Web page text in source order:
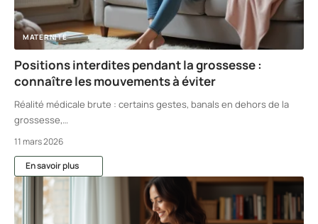
MATERNITÉ
Positions interdites pendant la grossesse :
connaître les mouvements à éviter
Réalité médicale brute : certains gestes, banals en dehors de la
grossesse,…
11 mars 2026
En savoir plus